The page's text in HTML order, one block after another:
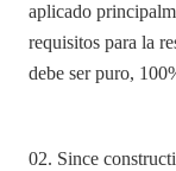
aplicado
requisitos para la
debe ser puro,
02. Since